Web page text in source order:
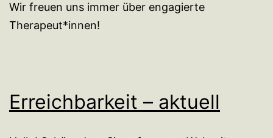
Wir freuen uns immer über engagierte
Therapeut*innen!
Erreichbarkeit – aktuell